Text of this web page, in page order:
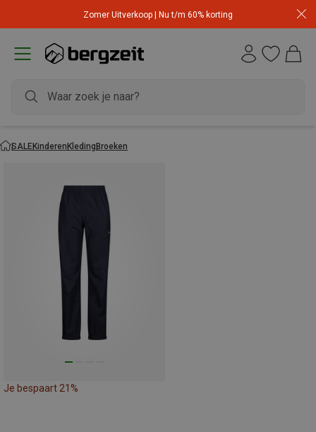
Zomer Uitverkoop | Nu t/m 60% korting
SALEKinderenKledingBroeken
Je bespaart 21%